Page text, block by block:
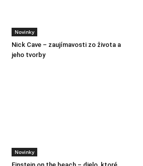
Novinky
Nick Cave – zaujímavosti zo života a
jeho tvorby
Novinky